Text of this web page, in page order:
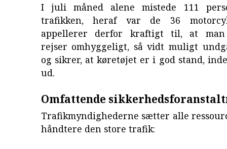
I juli måned alene mistede 111
trafikken, heraf var de 36
appellerer derfor kraftigt til, at
rejser omhyggeligt, så vidt muligt
og sikrer, at køretøjet er i god stand,
ud.
Omfattende
Trafikmyndighederne sætter alle
håndtere den store trafik: